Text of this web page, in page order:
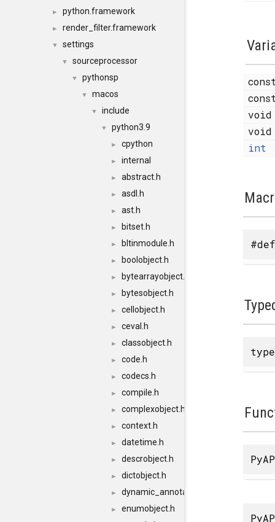
► python.framework
► render_filter.framework
▼ settings
▼ sourceprocessor
▼ pythonsp
▼ macos
▼ include
▼ python3.9
► cpython
► internal
► abstract.h
► asdl.h
► ast.h
► bitset.h
► bltinmodule.h
► boolobject.h
► bytearrayobject.h
► bytesobject.h
► cellobject.h
► ceval.h
► classobject.h
► code.h
► codecs.h
► compile.h
► complexobject.h
► context.h
► datetime.h
► descrobject.h
► dictobject.h
► dynamic_annotations.h
►
enumobject.h
int